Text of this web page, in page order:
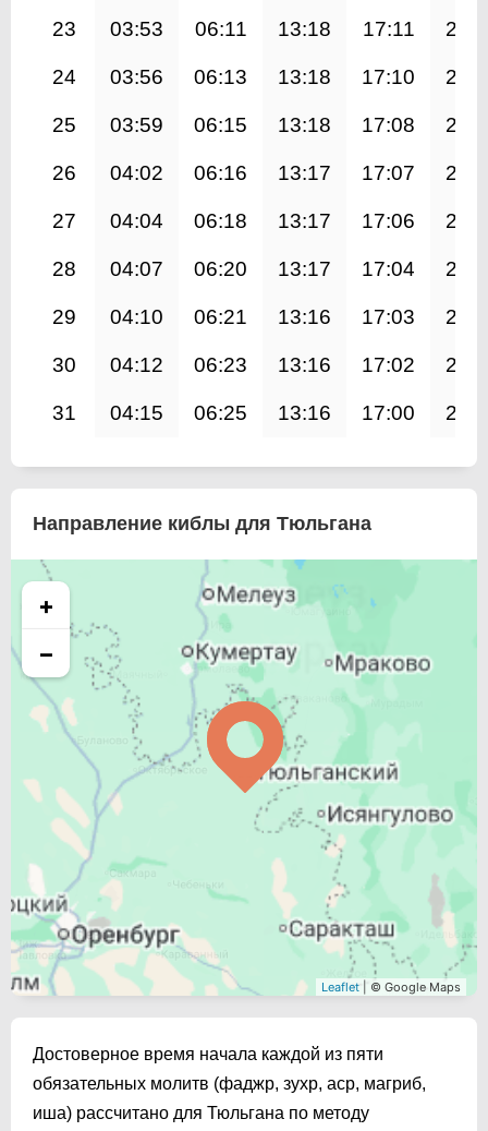
23 03:53 06:11 13:18 17:11
24 03:56 06:13 13:18 17:10
25 03:59 06:15 13:18 17:08
26 04:02 06:16 13:17 17:07
27 04:04 06:18 13:17 17:06
28 04:07 06:20 13:17 17:04
29 04:10 06:21 13:16 17:03
30 04:12 06:23 13:16 17:02
31 04:15 06:25 13:16 17:00
Направление киблы для Тюльгана
+
−
Leaflet | © Google Maps
Достоверное время начала каждой из пяти
обязательных молитв (фаджр, зухр, аср, магриб,
иша) рассчитано для Тюльгана по методу